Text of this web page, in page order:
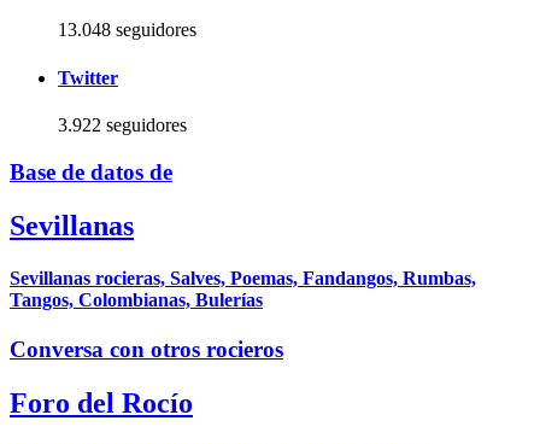
13.048 seguidores
Twitter
3.922 seguidores
Base de datos de
Sevillanas
Sevillanas rocieras, Salves, Poemas, Fandangos, Rumbas,
Tangos, Colombianas, Bulerías
Conversa con otros rocieros
Foro del Rocío